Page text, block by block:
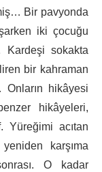
Bir pavyonda
iki çocuğu
Kardeşi sokakta
bir kahraman
hikâyesi
hikâyeleri,
Yüreğimi acıtan
karşıma
O kadar